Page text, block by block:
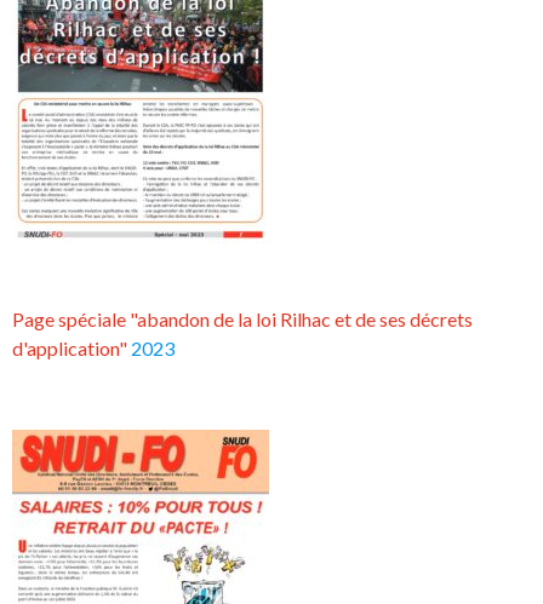
Page spéciale "abandon de la loi Rilhac et de ses décrets
d'application" 2023